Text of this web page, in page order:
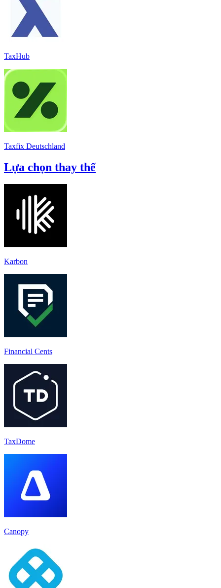
TaxHub
Taxfix Deutschland
Lựa chọn thay thế
Karbon
Financial Cents
TaxDome
Canopy